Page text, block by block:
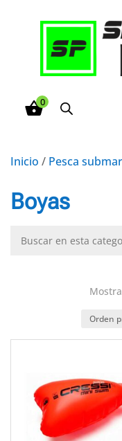
0
Inicio / Pesca
Boyas